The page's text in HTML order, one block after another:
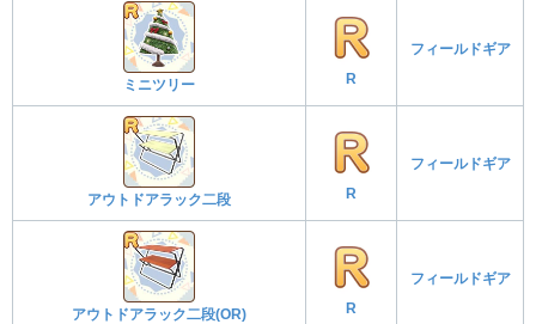
ミニツリー R
フィールドギア
アウトドアラック二段 R
フィールドギア
アウトドアラック二段(OR) R
フィールドギア